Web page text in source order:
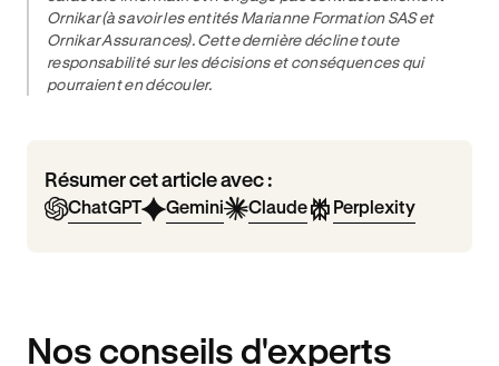
Ornikar (à savoir les entités Marianne Formation SAS et
Ornikar Assurances). Cette dernière décline toute
responsabilité sur les décisions et conséquences qui
pourraient en découler.
Résumer cet article avec :
ChatGPT Gemini Claude Perplexity
Nos conseils d'experts